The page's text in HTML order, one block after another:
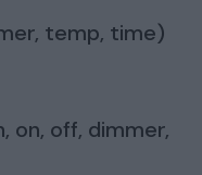
temp, time)
on, off, dimmer,